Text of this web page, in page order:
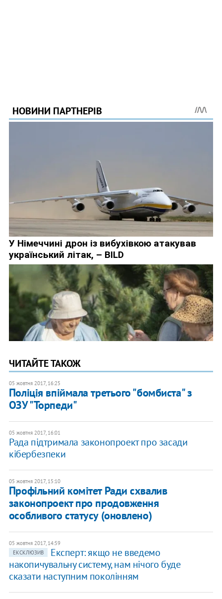
ЧИТАЙТЕ ТАКОЖ
05 жовтня 2017, 16:25
Поліція впіймала третього "бомбиста" з
ОЗУ "Торпеди"
05 жовтня 2017, 16:01
Рада підтримала законопроект про засади
кібербезпеки
05 жовтня 2017, 15:10
Профільний комітет Ради схвалив
законопроект про продовження
особливого статусу (оновлено)
05 жовтня 2017, 14:59
ЕКСКЛЮЗИВ
Експерт: якщо не введемо
накопичувальну систему, нам нічого буде
сказати наступним поколінням